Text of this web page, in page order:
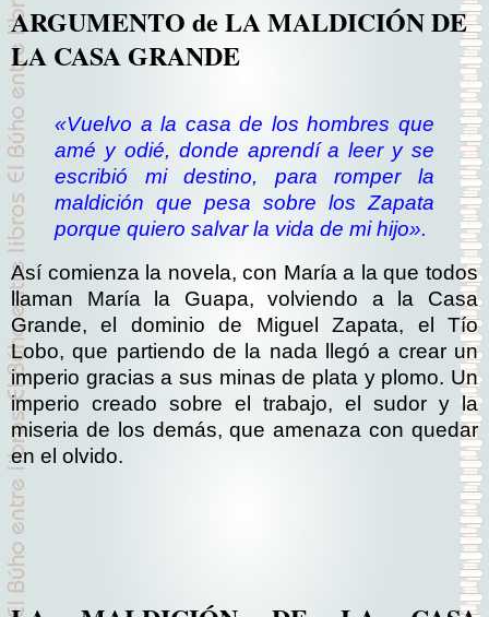
ARGUMENTO de LA MALDICIÓN DE
LA CASA GRANDE
«Vuelvo a la casa de los hombres que
amé y odié, donde aprendí a leer y se
escribió mi destino, para romper la
maldición que pesa sobre los Zapata
porque quiero salvar la vida de mi hijo».
Así comienza la novela, con María a la que todos
llaman María la Guapa, volviendo a la Casa
Grande, el dominio de Miguel Zapata, el Tío
Lobo, que partiendo de la nada llegó a crear un
imperio gracias a sus minas de plata y plomo. Un
imperio creado sobre el trabajo, el sudor y la
miseria de los demás, que amenaza con quedar
en el olvido.